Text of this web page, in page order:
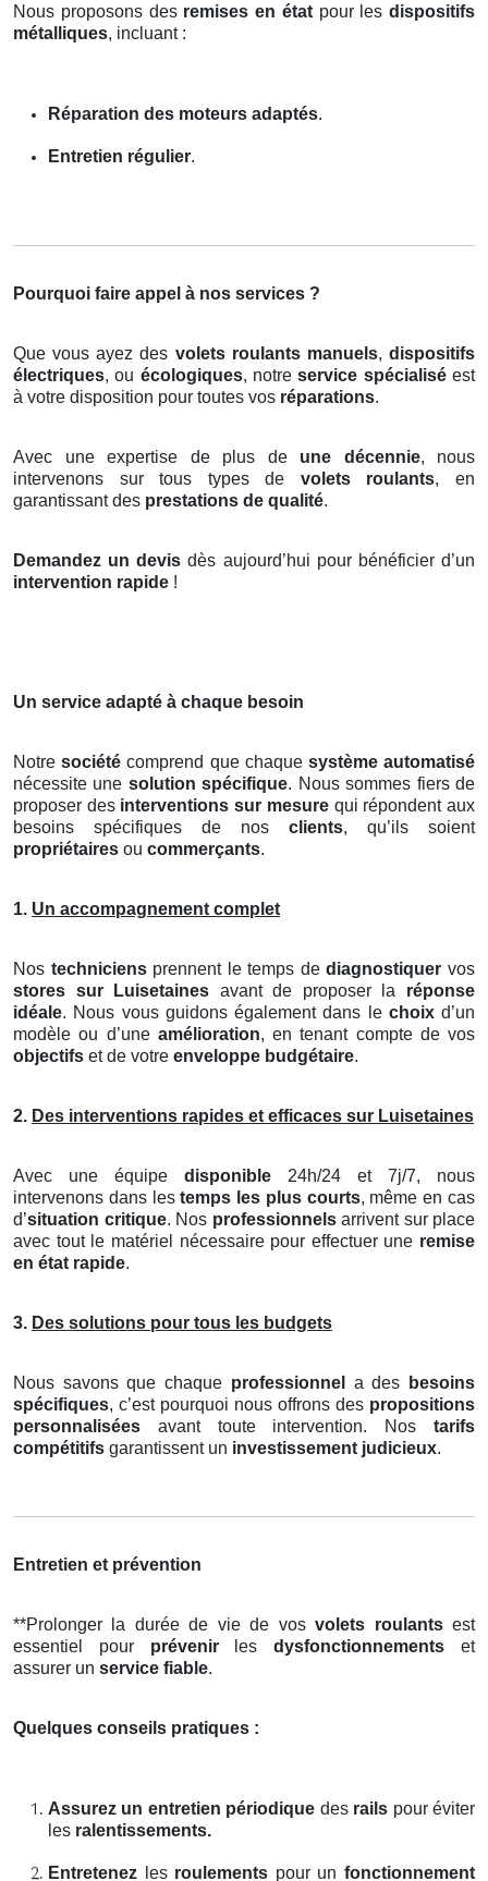
Nous proposons des remises en étatpour les dispositifs
métalliques, incluant :
Réparation des moteurs adaptés.
Entretien régulier.
Pourquoi faire appel à nos services ?
Que vous ayez des volets roulants manuels,dispositifs
électriques, ou écologiques, notreservice spécialiséest
à votre disposition pour toutes vos réparations.
Avec une expertise de plus de une décennie, nous
intervenons sur tous types de volets roulants, en
garantissant des prestations de qualité.
Demandez un devis dès aujourd’hui pour bénéficier d’un
intervention rapide !
Un service adapté à chaque besoin
Notresociété comprend que chaque système automatisé
nécessite une solution spécifique. Nous sommes fiers de
proposer des interventions sur mesurequi répondent aux
besoins spécifiques de nos clients, qu’ils soient
propriétaires ou commerçants.
1. Un accompagnement complet
Nos techniciensprennent le temps dediagnostiquer vos
stores sur Luisetaines avant de proposer la réponse
idéale. Nous vous guidons également dans le choixd’un
modèle ou d’une amélioration, en tenant compte de vos
objectifs et de votre enveloppe budgétaire.
2. Des interventions rapides et efficaces sur Luisetaines
Avec une équipe disponible 24h/24 et 7j/7, nous
intervenons dans lestemps les plus courts, même en cas
d’situation critique. Nos professionnelsarrivent sur place
avec tout le matériel nécessaire pour effectuer une remise
en état rapide.
3. Des solutions pour tous les budgets
Nous savons que chaque professionnel a des
besoins
spécifiques, c’est pourquoi nous offrons des propositions
personnalisées avant toute intervention. Nos tarifs
compétitifs garantissent un investissement judicieux.
Entretien et prévention
**Prolonger la durée de vie de vosvolets roulantsest
essentiel pour prévenirlesdysfonctionnements et
assurer un service fiable.
Quelques conseils pratiques :
Assurez un entretien périodique des rails pour éviter
les ralentissements.
Entretenez les roulements pour unfonctionnement